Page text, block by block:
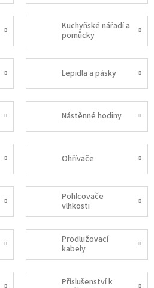
Kuchyňské nářadí a
pomůcky
Lepidla a pásky
Nástěnné hodiny
Ohřívače
Pohlcovače
vlhkosti
Prodlužovací
kabely
Příslušenství k